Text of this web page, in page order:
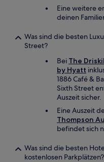
Eine weitere
deinen
Was sind die besten
Street?
Bei The
by Hyatt
1886 Café &
Sixth Street
Auszeit sicher.
Eine Auszeit
Thompson
befindet sich
Was sind die besten
kostenlosen Parkplätzen?